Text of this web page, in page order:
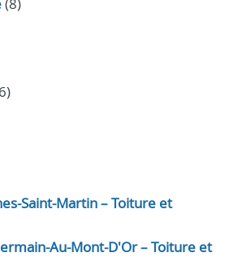
Saint-Martin – Toiture et
Au-Mont-D'Or – Toiture et